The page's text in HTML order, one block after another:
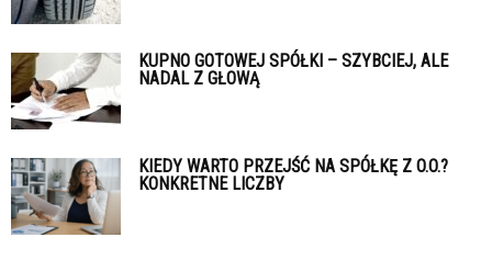
KUPNO GOTOWEJ SPÓŁKI – SZYBCIEJ, ALE
NADAL Z GŁOWĄ
KIEDY WARTO PRZEJŚĆ NA SPÓŁKĘ Z O.O.?
KONKRETNE LICZBY